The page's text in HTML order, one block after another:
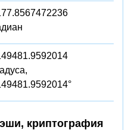
криптография